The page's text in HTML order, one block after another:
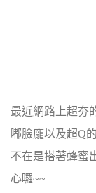
最近網路上超夯
嘟臉龐以及超Q
不在是搭著蜂蜜
心囉~~